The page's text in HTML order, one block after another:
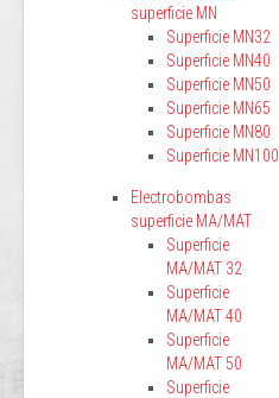
superficie MN
Superficie MN32
Superficie MN40
Superficie MN50
Superficie MN65
Superficie MN80
Superficie MN100
Electrobombas
superficie MA/MAT
Superficie
MA/MAT 32
Superficie
MA/MAT 40
Superficie
MA/MAT 50
Superficie